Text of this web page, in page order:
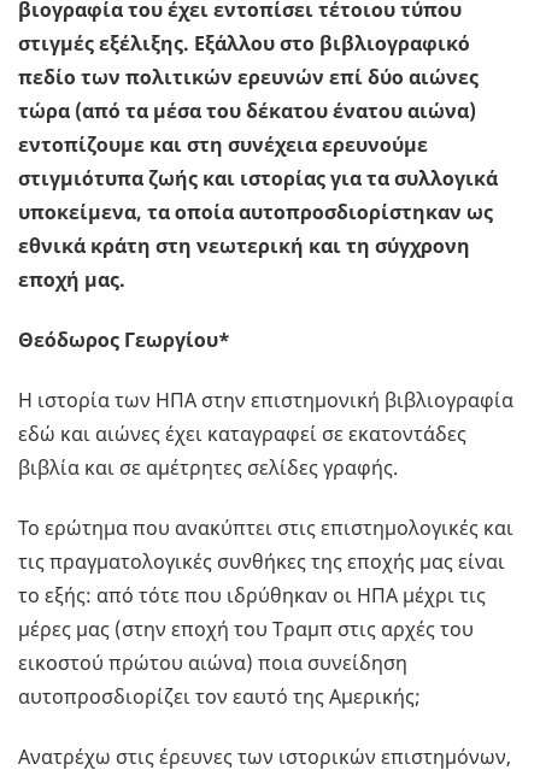
βιογραφία του έχει εντοπίσει τέτοιου τύπου
στιγμές εξέλιξης. Εξάλλου στο βιβλιογραφικό
πεδίο των πολιτικών ερευνών επί δύο αιώνες
τώρα (από τα μέσα του δέκατου ένατου αιώνα)
εντοπίζουμε και στη συνέχεια ερευνούμε
στιγμιότυπα ζωής και ιστορίας για τα συλλογικά
υποκείμενα, τα οποία αυτοπροσδιορίστηκαν ως
εθνικά κράτη στη νεωτερική και τη σύγχρονη
εποχή μας.
Θεόδωρος Γεωργίου*
Η ιστορία των ΗΠΑ στην επιστημονική βιβλιογραφία
εδώ και αιώνες έχει καταγραφεί σε εκατοντάδες
βιβλία και σε αμέτρητες σελίδες γραφής.
Το ερώτημα που ανακύπτει στις επιστημολογικές και
τις πραγματολογικές συνθήκες της εποχής μας είναι
το εξής: από τότε που ιδρύθηκαν οι ΗΠΑ μέχρι τις
μέρες μας (στην εποχή του Tραμπ στις αρχές του
εικοστού πρώτου αιώνα) ποια συνείδηση
αυτοπροσδιορίζει τον εαυτό της Αμερικής;
Ανατρέχω στις έρευνες των ιστορικών επιστημόνων,